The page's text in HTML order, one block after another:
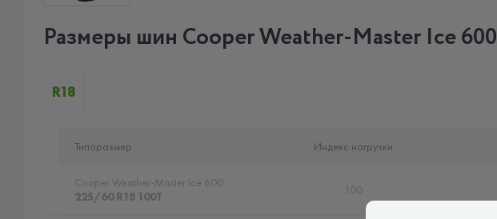
Размеры шин Cooper Weather-Master Ice 600
R18
Типоразмер Индекс нагрузки
Cooper Weather-Master Ice 600
225/60 R18 100T
100